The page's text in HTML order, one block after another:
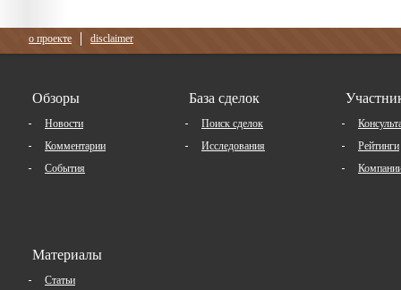
о проекте disclaimer
Обзоры
Новости
Комментарии
События
База сделок
Поиск сделок
Исследования
Рейтинги
Материалы
Статьи